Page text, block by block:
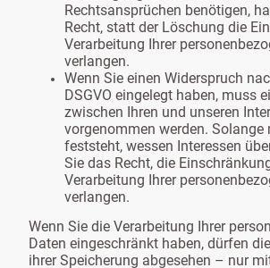
Rechtsansprüchen benötigen,
Recht, statt der Löschung die
Verarbeitung Ihrer
verlangen.
Wenn Sie einen Widerspruch
DSGVO eingelegt haben, muss
zwischen Ihren und unseren
vorgenommen werden. Solange
feststeht, wessen Interessen
Sie das Recht, die
Verarbeitung Ihrer
verlangen.
Wenn Sie die Verarbeitung Ihrer
Daten eingeschränkt haben, dürfen
ihrer Speicherung abgesehen – nur